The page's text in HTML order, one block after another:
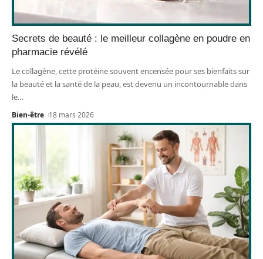
Secrets de beauté : le meilleur collagène en poudre en
pharmacie révélé
Le collagène, cette protéine souvent encensée pour ses bienfaits sur
la beauté et la santé de la peau, est devenu un incontournable dans
le…
Bien-être 18 mars 2026